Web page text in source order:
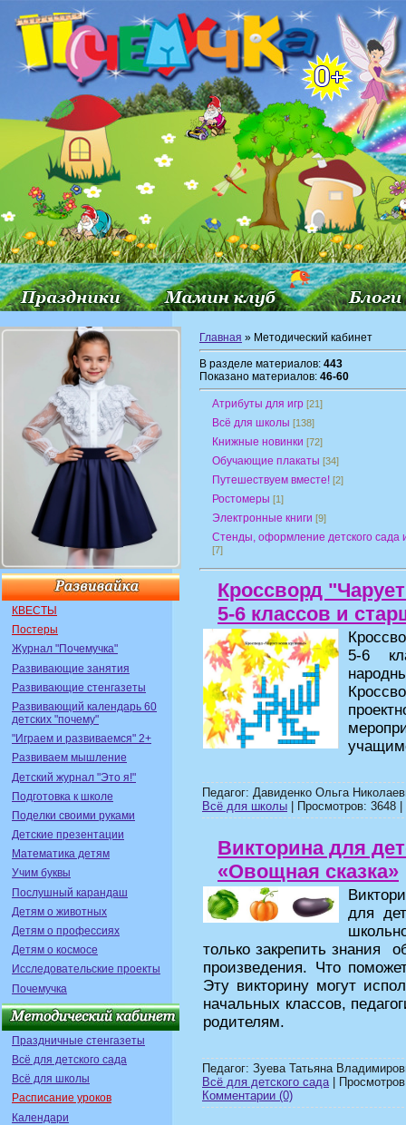
КВЕСТЫ
Постеры
Журнал "Почемучка"
Развивающие занятия
Развивающие стенгазеты
Развивающий календарь 60
детских "почему"
"Играем и развиваемся" 2+
Развиваем мышление
Детский журнал "Это я!"
Подготовка к школе
Поделки своими руками
Детские презентации
Математика детям
Учим буквы
Послушный карандаш
Детям о животных
Детям о профессиях
Детям о космосе
Исследовательские проекты
Почемучка
Праздничные стенгазеты
Всё для детского сада
Всё для школы
Расписание уроков
Календари
Главная » Методический кабинет
В разделе материалов: 443
Показано материалов: 46-60
Атрибуты для игр [21]
Всё для школы [138]
Книжные новинки [72]
Обучающие плакаты [34]
Путешествуем вместе! [2]
Ростомеры [1]
Электронные книги [9]
Стенды, оформление детского сада
[7]
Кроссворд
5-6 классов и
5-6
Педагог: Давиденко Ольга
Всё для школы | Просмотров: 3648
Викторина для
«Овощная сказка»
для
только закрепить знания
произведения. Что
Эту викторину могут
начальных классов,
родителям.
Педагог: Зуева Татьяна
Всё для детского сада|
Комментарии (0)